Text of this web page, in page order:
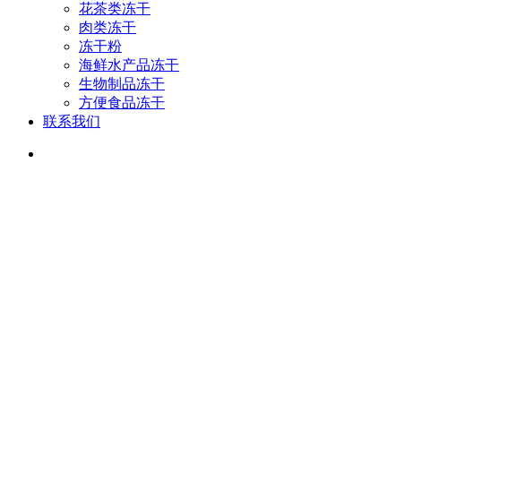
花茶类冻干
肉类冻干
冻干粉
海鲜水产品冻干
生物制品冻干
方便食品冻干
联系我们